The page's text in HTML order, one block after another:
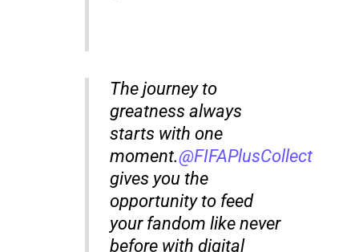
The journey to
greatness always
starts with one
moment.@FIFAPlusCollect
gives you the
opportunity to feed
your fandom like never
before with digital